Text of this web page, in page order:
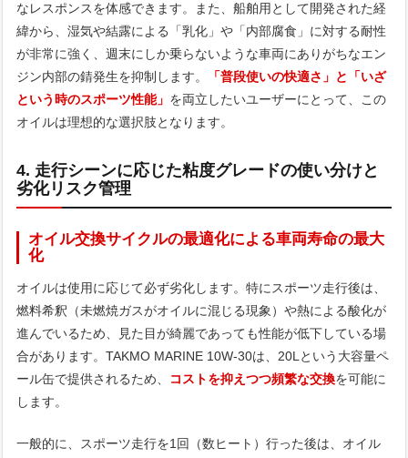
なレスポンスを体感できます。また、船舶用として開発された経
緯から、湿気や結露による「乳化」や「内部腐食」に対する耐性
が非常に強く、週末にしか乗らないような車両にありがちなエン
ジン内部の錆発生を抑制します。
「普段使いの快適さ」と「いざ
という時のスポーツ性能」 を両立したいユーザーにとって、この
オイルは理想的な選択肢となります。
4. 走行シーンに応じた粘度グレードの使い分けと
劣化リスク管理
オイル交換サイクルの最適化による車両寿命の最大
化
オイルは使用に応じて必ず劣化します。特にスポーツ走行後は、
燃料希釈（未燃焼ガスがオイルに混じる現象）や熱による酸化が
進んでいるため、見た目が綺麗であっても性能が低下している場
合があります。TAKMO MARINE 10W-30は、20Lという大容量ペ
ール缶で提供されるため、
コストを抑えつつ頻繁な交換を可能に
します。
一般的に、スポーツ走行を1回（数ヒート）行った後は、オイル